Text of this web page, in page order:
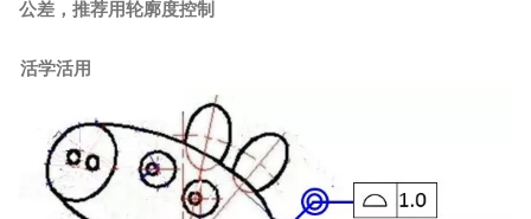
公差，推荐用轮廓度控制
活学活用